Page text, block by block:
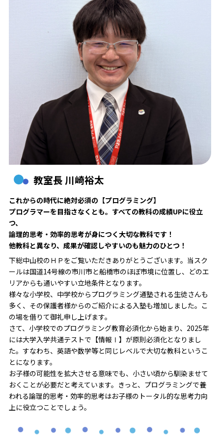
教室長 川崎裕太
これからの時代に絶対必須の【プログラミング】
プログラマーを目指さなくとも。すべての教科の成績UPに役立
つ、
論理的思考・効率的思考が身につく大切な教科です！
他教科と異なり、成果が確認しやすいのも魅力のひとつ！
下総中山校のＨＰをご覧いただきありがとうございます。当スク
ールは国道14号線の市川市と船橋市のほぼ市境に位置し、どのエ
リアからも通いやすい立地条件となります。
様々な小学校、中学校からプログラミング通塾される生徒さんも
多く、その保護者様からのご紹介による入塾も増加しました。こ
の場を借りて御礼申し上げます。
さて、小学校でのプログラミング教育必須化から始まり、2025年
には大学入学共通テストで【情報Ⅰ】が原則必須化となりまし
た。すなわち、英語や数学等と同じレベルで大切な教科というこ
とになります。
お子様の可能性を拡大させる意味でも、小さい頃から馴染ませて
おくことが必要だと考えています。きっと、プログラミングで養
われる論理的思考・効率的思考はお子様のトータル的な思考力向
上に役立つことでしょう。